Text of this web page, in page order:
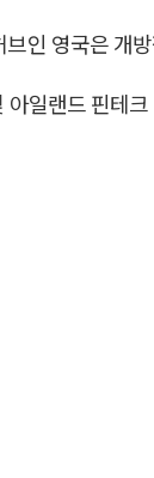
인 영국은 개
아일랜드 핀테